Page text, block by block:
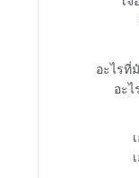
อะไรที่
อะไ